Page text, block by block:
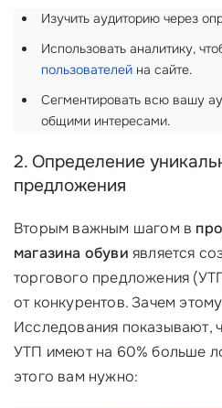
Изучить аудиторию через
Использовать аналитику,
пользователей на сайте.
Сегментировать всю вашу
общими интересами.
2. Определение
предложения
Вторым важным шагом в
магазина обуви является
торгового предложения
от конкурентов. Зачем
Исследования показывают,
УТП имеют на 60% больше
этого вам нужно: